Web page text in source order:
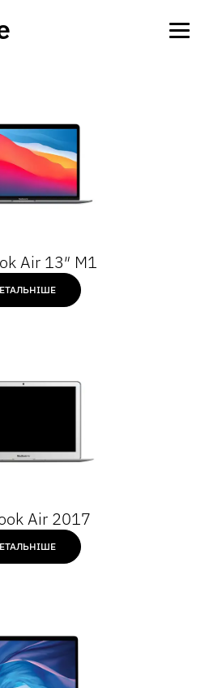
Air 13″ M1
Air 2017